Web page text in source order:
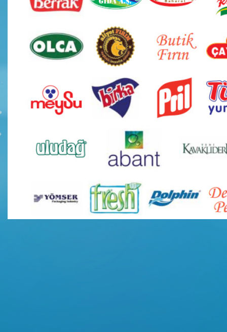
Hizmetlerimiz Yemek Listesi